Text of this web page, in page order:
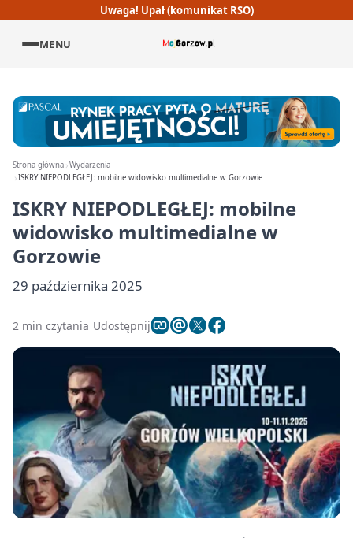
Uwaga! Upał (komunikat RSO)
MENU
Strona główna Wydarzenia
ISKRY NIEPODLEGŁEJ: mobilne widowisko multimedialne w Gorzowie
ISKRY NIEPODLEGŁEJ: mobilne
widowisko multimedialne w
Gorzowie
29 października 2025
2 min czytania Udostępnij